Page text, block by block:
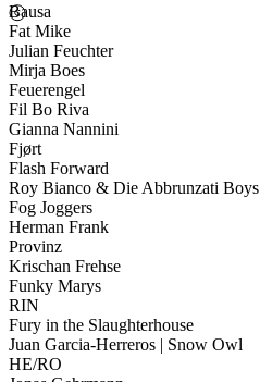
Bausa
Fat Mike
Julian Feuchter
Mirja Boes
Feuerengel
Fil Bo Riva
Gianna Nannini
Fjørt
Flash Forward
Roy Bianco & Die Abbrunzati Boys
Fog Joggers
Herman Frank
Provinz
Krischan Frehse
Funky Marys
RIN
Fury in the Slaughterhouse
Juan Garcia-Herreros | Snow Owl
HE/RO